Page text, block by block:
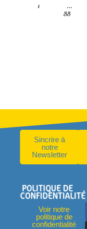
1 …
88
Sincrire à
notre
Newsletter
POLITIQUE DE
CONFIDENTIALITÉ
Voir notre
politique de
confidentialité